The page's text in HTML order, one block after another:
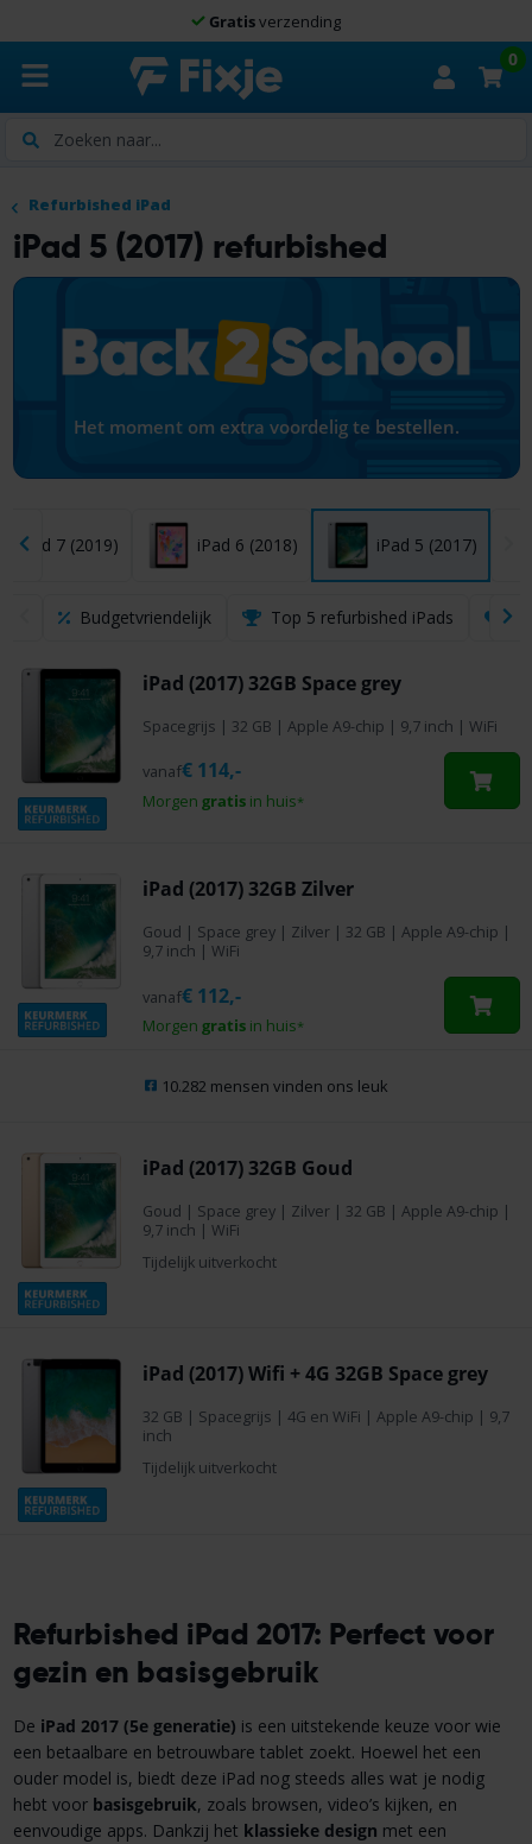
Gratisverzending
Zoeken
0
Refurbished iPad
iPad 5 (2017) refurbished
Het moment om extra voordelig te bestellen.
iPad 7 (2019) iPad 6 (2018) iPad 5 (2017)
Budgetvriendelijk Top 5 refurbished iPads
iPad (2017) 32GB Space grey
Spacegrijs | 32 GB | Apple A9-chip | 9,7 inch | WiFi
Morgen gratis in huis*
vanaf€ 114,-
iPad (2017) 32GB Zilver
Goud | Space grey | Zilver | 32 GB | Apple A9-chip |
9,7 inch | WiFi
Morgen gratis in huis*
vanaf€ 112,-
iPad (2017) 32GB Goud
Goud | Space grey | Zilver | 32 GB | Apple A9-chip |
9,7 inch | WiFi
Tijdelijk uitverkocht
10.282 mensen vinden ons leuk
iPad (2017) Wifi + 4G 32GB Space grey
32 GB | Spacegrijs | 4G en WiFi | Apple A9-chip | 9,7
inch
Tijdelijk uitverkocht
Refurbished iPad 2017: Perfect voor
gezin en basisgebruik
De iPad 2017 (5e generatie) is een uitstekende keuze voor wie
een betaalbare en betrouwbare tablet zoekt. Hoewel het een
ouder model is, biedt deze iPad nog steeds alles wat je nodig
hebt voor basisgebruik, zoals browsen, video’s kijken, en
eenvoudige apps. Dankzij het klassieke design met een